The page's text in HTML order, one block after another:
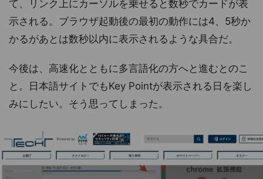
て、リンク上にカーソルを乗せると数秒でカードが表
示される。ブラウザ起動後の最初の動作には4、5秒か
かるがあとは数秒以内に表示されるような具合だ。
今後は、高速化とともに多言語化の方へと進むとのこ
と。日本語サイトでもKey Pointが表示される日を楽し
みにしたい。そう思ってしまった。